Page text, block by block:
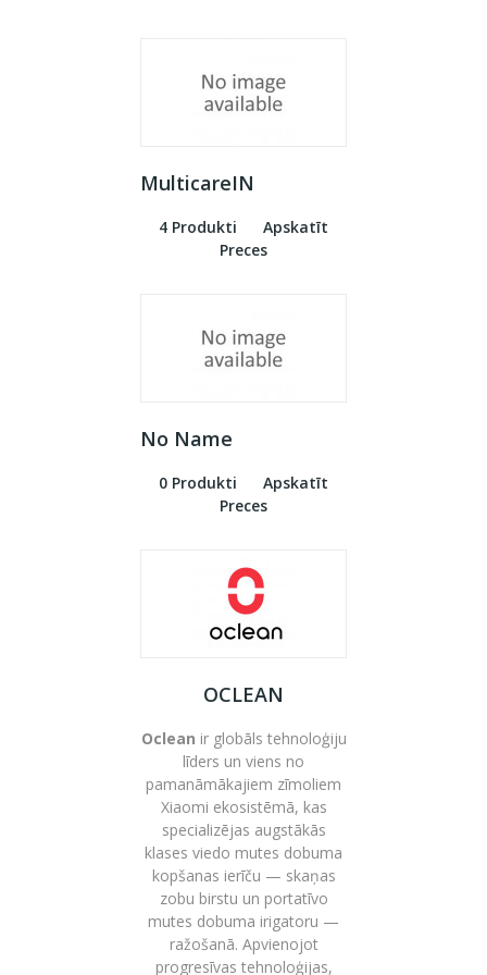
MulticareIN
4 Produkti
Apskatīt
Preces
No Name
0 Produkti
Apskatīt
Preces
OCLEAN
Oclean ir globāls tehnoloģiju
līders un viens no
pamanāmākajiem zīmoliem
Xiaomi ekosistēmā, kas
specializējas augstākās
klases viedo mutes dobuma
kopšanas ierīču — skaņas
zobu birstu un portatīvo
mutes dobuma irigatoru —
ražošanā. Apvienojot
progresīvas tehnoloģijas,